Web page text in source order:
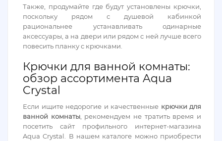
Также, продумайте где будут установлены крючки,
поскольку рядом с душевой кабинкой
рациональнее устанавливать одинарные
аксессуары, а на двери или рядом с ней лучше всего
повесить планку с крючками.
Крючки для ванной комнаты:
обзор ассортимента Aqua
Crystal
Если ищите недорогие и качественные крючки для
ванной комнаты, рекомендуем не тратить время и
посетить сайт профильного интернет-магазина
Aqua Crystal. В нашем каталоге можно приобрести